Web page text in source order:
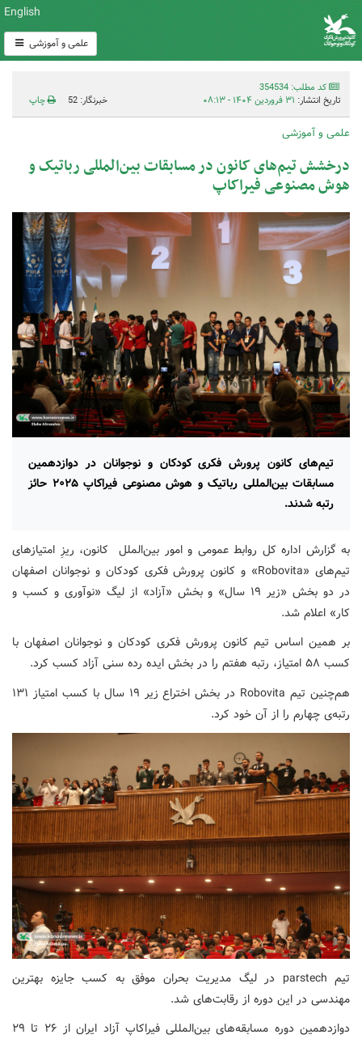
English
علمی و آموزشی
کد مطلب: 354534
تاریخ انتشار: ۳۱ فروردین ۱۴۰۴ - ۰۸:۱۳ خبرنگار: 52 چاپ
علمی و آموزشی
درخشش تیم‌های کانون در مسابقات بین‌المللی رباتیک و
هوش مصنوعی فیراکاپ
تیم‌های کانون پرورش فکری کودکان و نوجوانان در دوازدهمین
مسابقات بین‌المللی رباتیک و هوش مصنوعی فیراکاپ ۲۰۲۵ حائز
رتبه شدند.
به گزارش اداره کل روابط عمومی و امور بین‌الملل کانون، ریزِ امتیازهای
تیم‌های «Robovita» و کانون پرورش فکری کودکان و نوجوانان اصفهان
در دو بخش «زیر ۱۹ سال» و بخش «آزاد» از لیگ «نوآوری و کسب و
کار» اعلام شد.
بر همین اساس تیم کانون پرورش فکری کودکان و نوجوانان اصفهان با
کسب ۵۸ امتیاز، رتبه هفتم را در بخش ایده رده سنی آزاد کسب کرد.
هم‌چنین تیم Robovita در بخش اختراع زیر ۱۹ سال با کسب امتیاز ۱۳۱
رتبه‌ی چهارم را از آن خود کرد.
تیم parstech در لیگ مدیریت بحران موفق به کسب جایزه بهترین
مهندسی در این دوره از رقابت‌های شد.
دوازدهمین دوره مسابقه‌های بین‌المللی فیراکاپ آزاد ایران از ۲۶ تا ۲۹